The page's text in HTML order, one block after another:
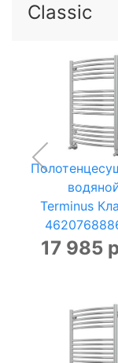
Classic
Terminus
17 985